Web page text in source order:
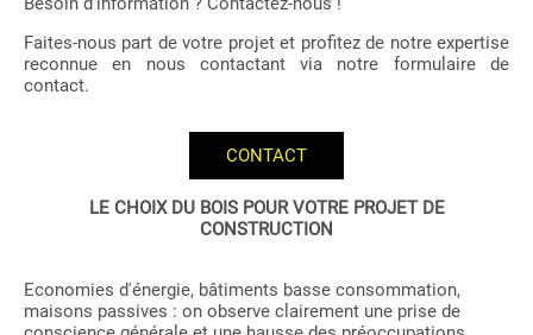
Faites-nous part de votre projet et profitez de notre expertise
reconnue en nous contactant via notre formulaire de
contact.
CONTACT
LE CHOIX DU BOIS POUR VOTRE PROJET DE
CONSTRUCTION
Economies d'énergie, bâtiments basse consommation,
maisons passives : on observe clairement une prise de